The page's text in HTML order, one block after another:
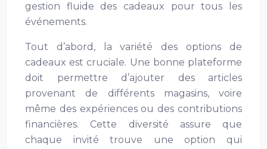
gestion fluide des cadeaux pour tous les
événements.
Tout d’abord, la variété des options de
cadeaux est cruciale. Une bonne plateforme
doit permettre d’ajouter des articles
provenant de différents magasins, voire
même des expériences ou des contributions
financières. Cette diversité assure que
chaque invité trouve une option qui